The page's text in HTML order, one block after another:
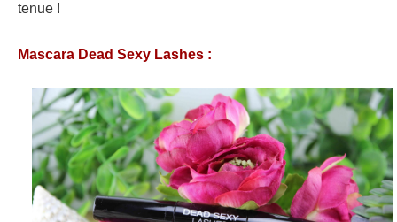
tenue !
Mascara Dead Sexy Lashes :